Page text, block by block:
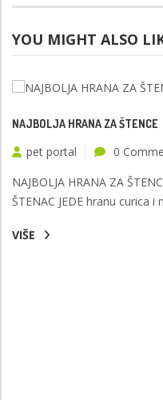
YOU MIGHT ALSO
NAJBOLJA HRANA ZA ŠTENCE
pet portal
0
NAJBOLJA HRANA ZA
ŠTENAC JEDE hranu curica i
VIŠE